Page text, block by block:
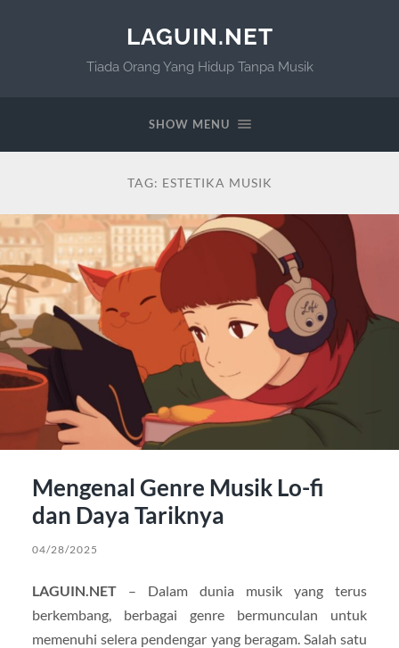
LAGUIN.NET
Tiada Orang Yang Hidup Tanpa Musik
SHOW MENU
TAG: ESTETIKA MUSIK
Mengenal Genre Musik Lo-fi
dan Daya Tariknya
04/28/2025
LAGUIN.NET– Dalam dunia musik yang terus
berkembang, berbagai genre bermunculan untuk
memenuhi selera pendengar yang beragam. Salah satu